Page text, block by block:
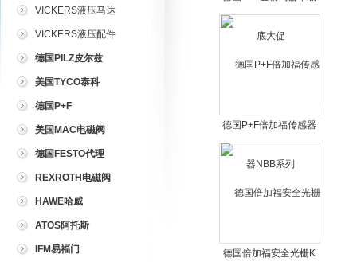
VICKERS液压马达
VICKERS液压配件
德国PILZ皮尔兹
美国TYCO泰科
德国P+F
美国MAC电磁阀
德国FESTO代理
REXROTH电磁阀
HAWE哈威
ATOS阿托斯
IFM易福门
大促
德国P+F倍加福传感器
NBB系列
德国倍加福安全光栅K